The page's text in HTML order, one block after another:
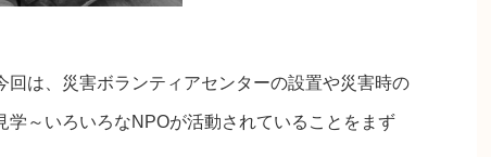
は、災害ボランティアセンターの設置や災害時の
学～いろいろなNPOが活動されていることをまず